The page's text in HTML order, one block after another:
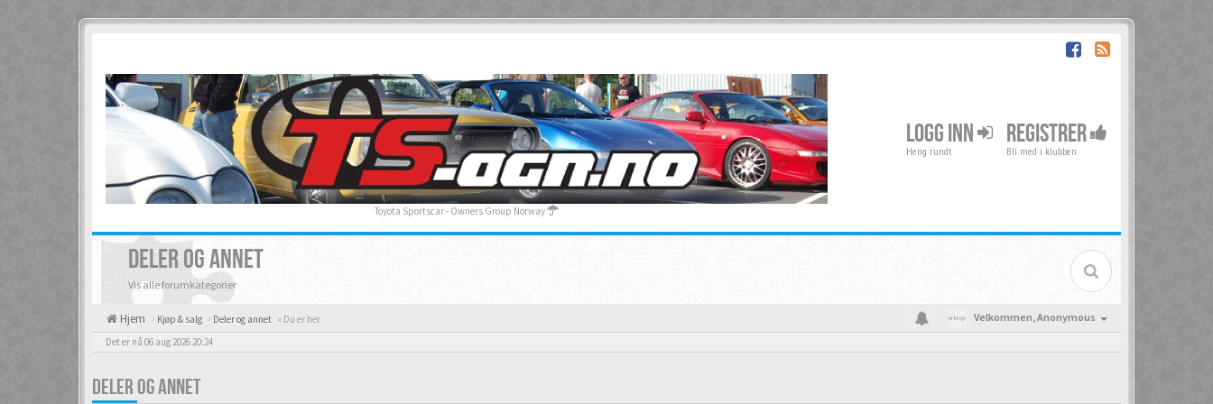
Toyota Sportscar - Owners Group Norway
LOGG INN
Heng rundt
REGISTRER
Bli med i klubben
DELER OG ANNET
Vis alle forumkategorier
Hjem Kjøp & salg Deler og annet « Du er her Velkommen,Anonymous
Det er nå 06 aug 2026 20:24
DELER OG ANNET